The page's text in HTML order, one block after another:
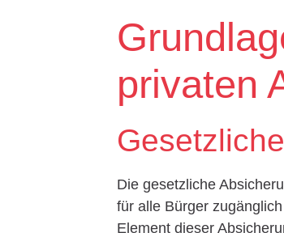
privaten
Die gesetzliche
für alle Bürger
Element dieser